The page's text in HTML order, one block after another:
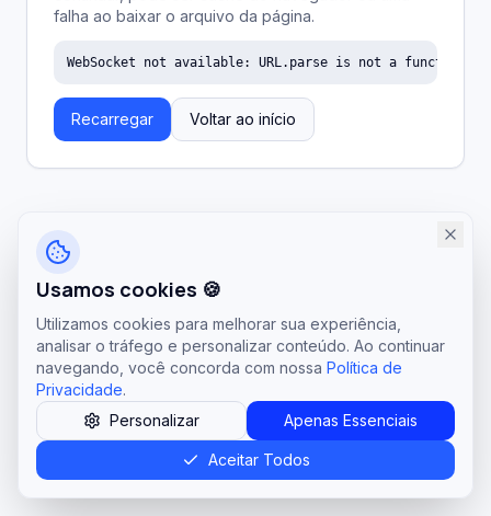
falha ao baixar o arquivo da página.
WebSocket not available: URL.parse is not a function
Recarregar Voltar ao início
Usamos cookies 🍪
Utilizamos cookies para melhorar sua experiência,
analisar o tráfego e personalizar conteúdo. Ao continuar
navegando, você concorda com nossa Política de
Privacidade.
Personalizar
Apenas Essenciais
Aceitar Todos